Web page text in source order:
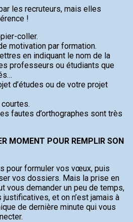
les recruteurs, mais elles
!
coller.
motivation par formation.
en indiquant le nom de la
professeurs ou étudiants que
d’études ou de votre projet
fautes d’orthographes sont très
MOMENT POUR REMPLIR SON
pour formuler vos vœux, puis
vos dossiers. Mais la prise en
vous demander un peu de temps,
et on n’est jamais à
de dernière minute qui vous